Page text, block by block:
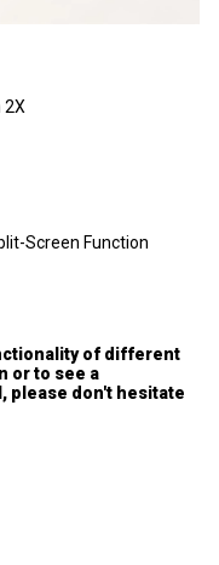
2X
Screen Function
of different
or to see a
please don't hesitate